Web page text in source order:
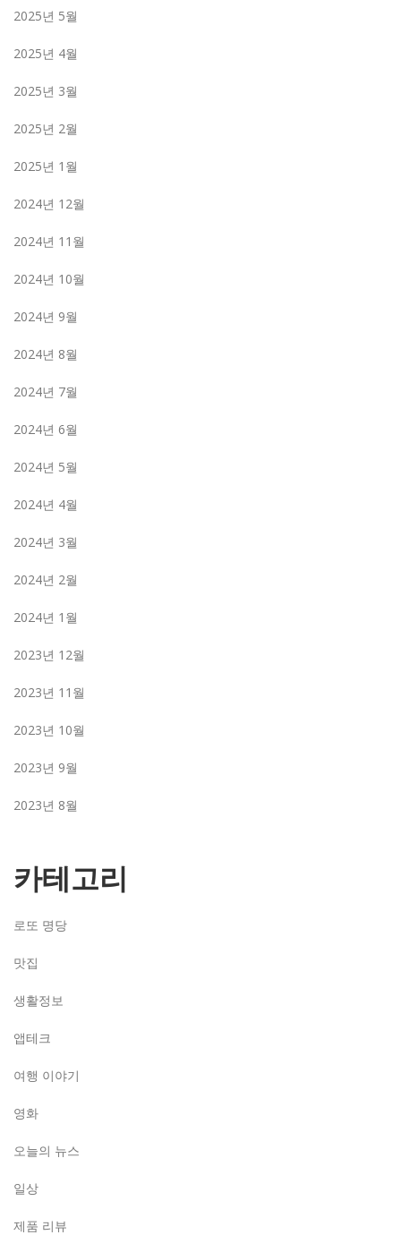
2025년 5월
2025년 4월
2025년 3월
2025년 2월
2025년 1월
2024년 12월
2024년 11월
2024년 10월
2024년 9월
2024년 8월
2024년 7월
2024년 6월
2024년 5월
2024년 4월
2024년 3월
2024년 2월
2024년 1월
2023년 12월
2023년 11월
2023년 10월
2023년 9월
2023년 8월
카테고리
로또 명당
맛집
생활정보
앱테크
여행 이야기
영화
오늘의 뉴스
일상
제품 리뷰